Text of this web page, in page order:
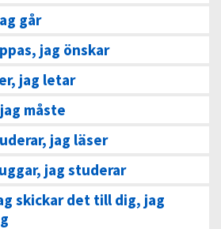
går
jag önskar
jag letar
måste
jag läser
jag studerar
skickar det till dig, jag